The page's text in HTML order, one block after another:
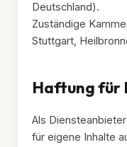
Deutschland).
Zuständige
Stuttgart,
Haftung für
Als
für eigene Inhalte